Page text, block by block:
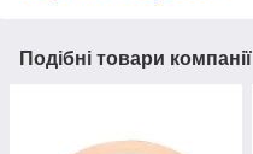
Подібні товари компанії